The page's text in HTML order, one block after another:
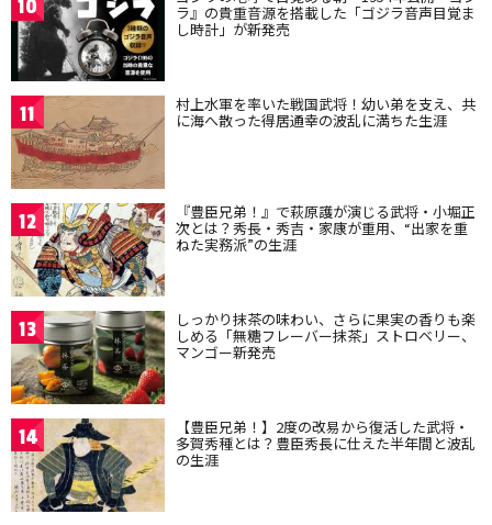
10 ラ』の貴重音源を搭載した「ゴジラ音声目覚ま
し時計」が新発売
11 村上水軍を率いた戦国武将！幼い弟を支え、共
に海へ散った得居通幸の波乱に満ちた生涯
12 『豊臣兄弟！』で萩原護が演じる武将・小堀正
次とは？秀長・秀吉・家康が重用、“出家を重
ねた実務派”の生涯
13 しっかり抹茶の味わい、さらに果実の香りも楽
しめる「無糖フレーバー抹茶」ストロベリー、
マンゴー新発売
14 【豊臣兄弟！】2度の改易から復活した武将・
多賀秀種とは？豊臣秀長に仕えた半年間と波乱
の生涯